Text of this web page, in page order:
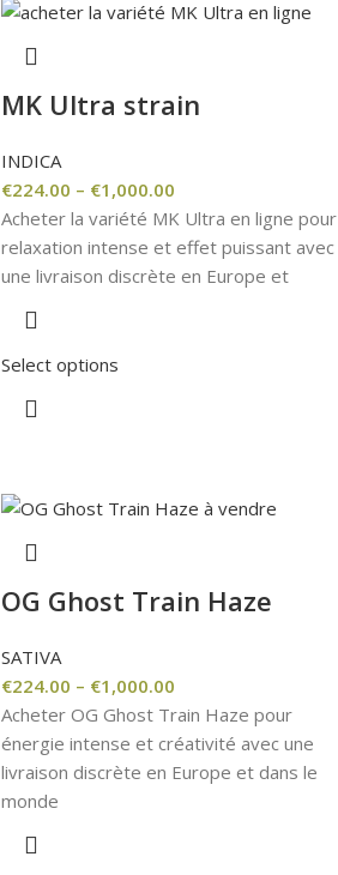
MK Ultra strain
INDICA
€224.00 – €1,000.00
Acheter la variété MK Ultra en ligne pour
relaxation intense et effet puissant avec
une livraison discrète en Europe et
Select options
OG Ghost Train Haze
SATIVA
€224.00 – €1,000.00
Acheter OG Ghost Train Haze pour
énergie intense et créativité avec une
livraison discrète en Europe et dans le
monde